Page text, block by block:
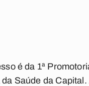
é da 1ª
Saúde da Capital.